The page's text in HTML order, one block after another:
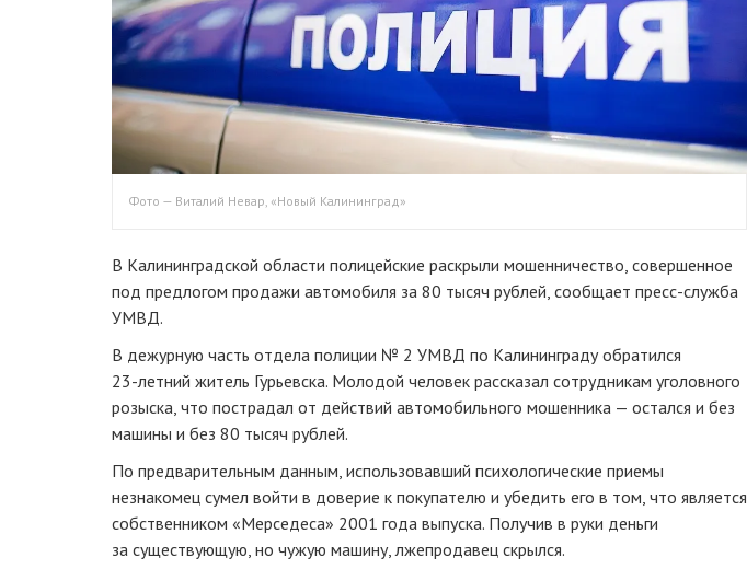
Фото — Виталий Невар, «Новый Калининград»
В Калининградской области полицейские раскрыли мошенничество, совершенное
под предлогом продажи автомобиля за 80 тысяч рублей, сообщает пресс-служба
УМВД.
В дежурную часть отдела полиции № 2 УМВД по Калининграду обратился
23-летний житель Гурьевска. Молодой человек рассказал сотрудникам уголовного
розыска, что пострадал от действий автомобильного мошенника — остался и без
машины и без 80 тысяч рублей.
По предварительным данным, использовавший психологические приемы
незнакомец сумел войти в доверие к покупателю и убедить его в том, что является
собственником «Мерседеса» 2001 года выпуска. Получив в руки деньги
за существующую, но чужую машину, лжепродавец скрылся.